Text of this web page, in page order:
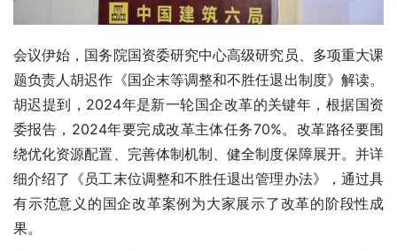
会议伊始，国务院国资委研究中心高级研究员、多项重大课
题负责人胡迟作《国企末等调整和不胜任退出制度》解读。
胡迟提到，2024年是新一轮国企改革的关键年，根据国资
委报告，2024年要完成改革主体任务70%。改革路径要围
绕优化资源配置、完善体制机制、健全制度保障展开。并详
细介绍了《员工末位调整和不胜任退出管理办法》，通过具
有示范意义的国企改革案例为大家展示了改革的阶段性成
果。